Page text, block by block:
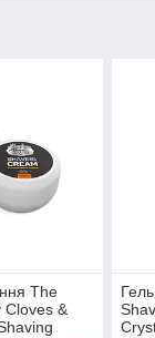
The
Cloves &